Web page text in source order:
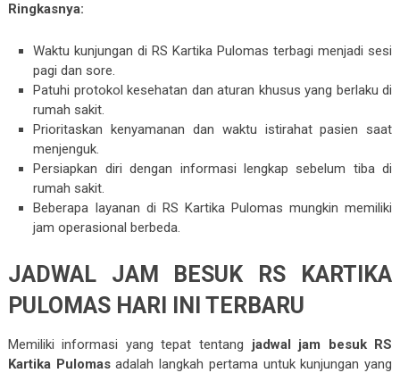
Ringkasnya:
Waktu kunjungan di RS Kartika Pulomas terbagi menjadi sesi
pagi dan sore.
Patuhi protokol kesehatan dan aturan khusus yang berlaku di
rumah sakit.
Prioritaskan kenyamanan dan waktu istirahat pasien saat
menjenguk.
Persiapkan diri dengan informasi lengkap sebelum tiba di
rumah sakit.
Beberapa layanan di RS Kartika Pulomas mungkin memiliki
jam operasional berbeda.
JADWAL JAM BESUK RS KARTIKA
PULOMAS HARI INI TERBARU
Memiliki informasi yang tepat tentang jadwal jam besuk RS
Kartika Pulomasadalah langkah pertama untuk kunjungan yang